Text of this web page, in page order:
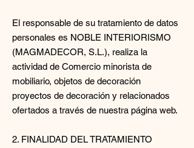
El responsable de su tratamiento de datos
personales es NOBLE INTERIORISMO
(MAGMADECOR, S.L.), realiza la
actividad de Comercio minorista de
mobiliario, objetos de decoración
proyectos de decoración y relacionados
ofertados a través de nuestra página web.
2. FINALIDAD DEL TRATAMIENTO